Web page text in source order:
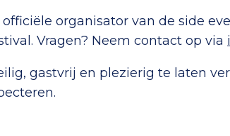
organisator van de side
Vragen? Neem contact op via
gastvrij en plezierig te laten